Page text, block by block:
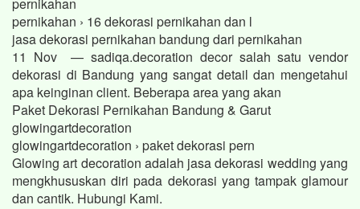
pernikahan
pernikahan › 16 dekorasi pernikahan dan l
jasa dekorasi pernikahan bandung dari pernikahan
11 Nov — sadiqa.decoration decor salah satu vendor
dekorasi di Bandung yang sangat detail dan mengetahui
apa keinginan client. Beberapa area yang akan
Paket Dekorasi Pernikahan Bandung & Garut
glowingartdecoration
glowingartdecoration › paket dekorasi pern
Glowing art decoration adalah jasa dekorasi wedding yang
mengkhususkan diri pada dekorasi yang tampak glamour
dan cantik. Hubungi Kami.